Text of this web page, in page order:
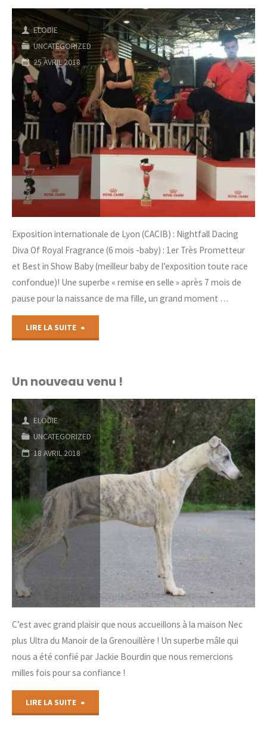
ELODIE
UNCATEGORIZED
25 AVRIL 2018
Exposition internationale de Lyon (CACIB) : Nightfall Dacing
Diva Of Royal Fragrance (6 mois -baby) : 1er Très Prometteur
et Best in Show Baby (meilleur baby de l’exposition toute race
confondue)! Une superbe « remise en selle » après 7 mois de
pause pour la naissance de ma fille, un grand moment …
LIRE LA SUITE
un
Best
in
Show"
Un nouveau venu !
ELODIE
UNCATEGORIZED
18 AVRIL 2018
C’est avec grand plaisir que nous accueillons à la maison Nec
plus Ultra du Manoir de la Grenouillère ! Un superbe mâle qui
nous a été confié par Jackie Bourdin que nous remercions
milles fois pour sa confiance !
LIRE LA SUITE